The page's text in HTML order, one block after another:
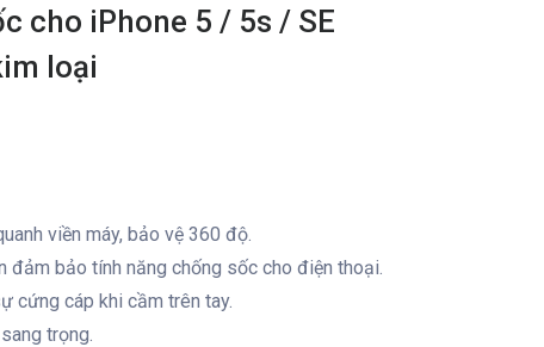
cho iPhone 5 / 5s / SE
loại
viền máy, bảo vệ 360 độ.
đảm bảo tính năng chống sốc cho điện thoại.
cứng cáp khi cầm trên tay.
trọng.